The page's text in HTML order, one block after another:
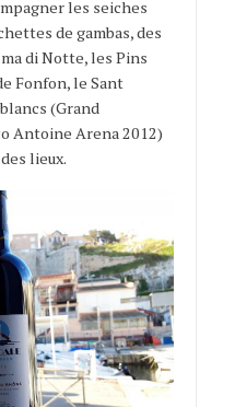
les seiches
de gambas, des
di Notte, les Pins
Fonfon, le Sant
(Grand
Antoine Arena 2012)
lieux.